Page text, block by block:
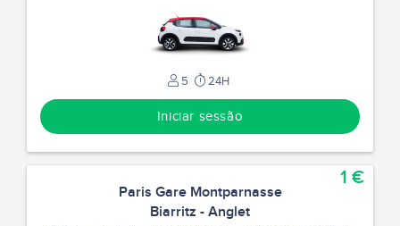
5 24H
Iniciar sessão
Paris Gare Montparnasse
Biarritz - Anglet
1 €